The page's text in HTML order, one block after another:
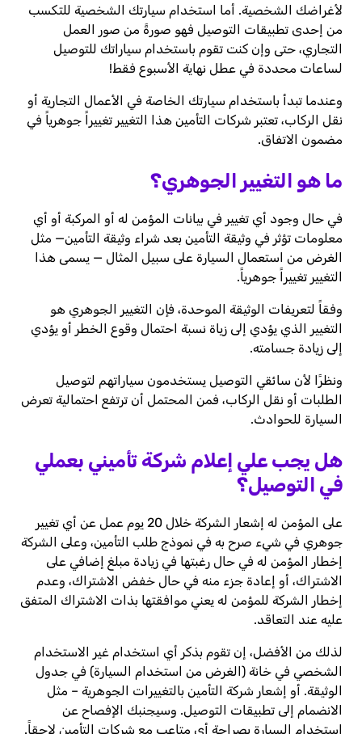
لأغراضك الشخصية. أما استخدام سيارتك الشخصية للتكسب
من إحدى تطبيقات التوصيل فهو صورةً من صور العمل
التجاري، حتى وإن كنت تقوم باستخدام سياراتك للتوصيل
لساعات محددة في عطل نهاية الأسبوع فقط!
وعندما تبدأ باستخدام سيارتك الخاصة في الأعمال التجارية أو
نقل الركاب، تعتبر شركات التأمين هذا التغيير تغييراً جوهرياً في
مضمون الاتفاق.
ما هو التغيير الجوهري؟
في حال وجود أي تغيير في بيانات المؤمن له أو المركبة أو أي
معلومات تؤثر في وثيقة التأمين بعد شراء وثيقة التأمين— مثل
الغرض من استعمال السيارة على سبيل المثال — يسمى هذا
التغيير تغييراً جوهرياً.
وفقاً لتعريفات الوثيقة الموحدة، فإن التغيير الجوهري هو
التغيير الذي يؤدي إلى زياة نسبة احتمال وقوع الخطر أو يؤدي
إلى زيادة جسامته.
ونظرًا لأن سائقي التوصيل يستخدمون سياراتهم لتوصيل
الطلبات أو نقل الركاب، فمن المحتمل أن ترتفع احتمالية تعرض
السيارة للحوادث.
هل يجب علي إعلام شركة تأميني بعملي
في التوصيل؟
على المؤمن له إشعار الشركة خلال 20 يوم عمل عن أي تغيير
جوهري في شيء صرح به في نموذج طلب التأمين، وعلى الشركة
إخطار المؤمن له في حال رغبتها في زيادة مبلغ إضافي على
الاشتراك، أو إعادة جزء منه في حال خفض الاشتراك، وعدم
إخطار الشركة للمؤمن له يعني موافقتها بذات الاشتراك المتفق
عليه عند التعاقد.
لذلك من الأفضل، إن تقوم بذكر أي استخدام غير الاستخدام
الشخصي في خانة (الغرض من استخدام السيارة) في جدول
الوثيقة. أو إشعار شركة التأمين بالتغييرات الجوهرية – مثل
الانضمام إلى تطبيقات التوصيل. وسيجنبك الإفصاح عن
استخدام السيارة بصراحة أي متاعب مع شركات التأمين لاحقاً.